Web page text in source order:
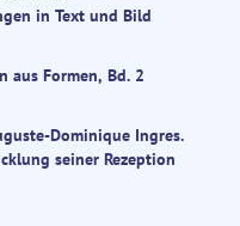
in Text und Bild
aus Formen, Bd. 2
seiner Rezeption